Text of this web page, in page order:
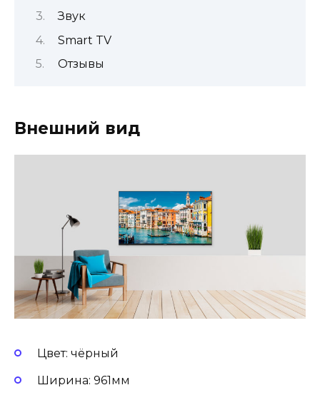
Звук
Smart TV
Отзывы
Внешний вид
Цвет: чёрный
Ширина: 961мм